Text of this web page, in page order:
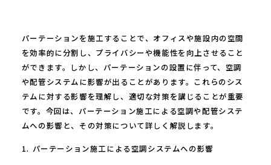
パーテーションを施工することで、オフィスや施設内の空間
を効率的に分割し、プライバシーや機能性を向上させること
ができます。しかし、パーテーションの設置に伴って、空調
や配管システムに影響が出ることがあります。これらのシス
テムに対する影響を理解し、適切な対策を講じることが重要
です。今回は、パーテーション施工による空調や配管システ
ムへの影響と、その対策について詳しく解説します。
1. パーテーション施工による空調システムへの影響